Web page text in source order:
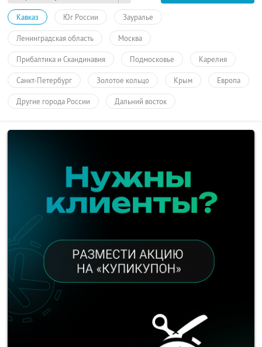
Кавказ Юг России Зауралье
Ленинградская область Москва
Прибалтика и Скандинавия Подмосковье Карелия
Санкт-Петербург Золотое кольцо Крым Европа
Другие города России Дальний восток